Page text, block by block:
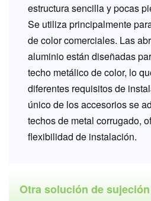
estructura sencilla y pocas
Se utiliza principalmente
de color comerciales. Las
aluminio están diseñadas
techo metálico de color, lo
diferentes requisitos de
único de los accesorios se
techos de metal corrugado,
flexibilidad de instalación.
Otra solución de sujeción